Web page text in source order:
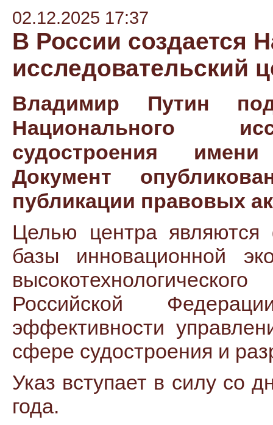
02.12.2025 17:37
В России создается
исследовательский
Владимир Путин
Национального
судостроения
Документ
публикации правовых
Целью центра являются
базы инновационной
Российской
эффективности
сфере судостроения и
Указ вступает в силу со
года.